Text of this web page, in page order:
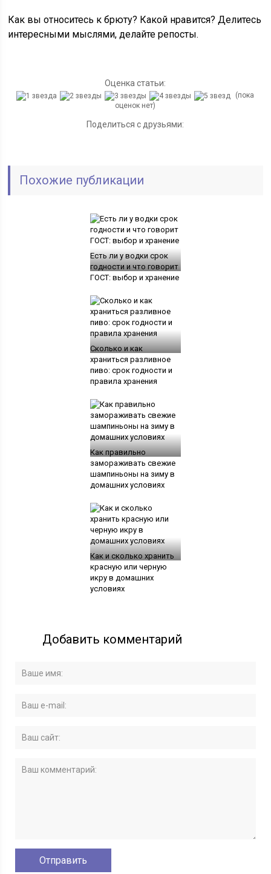
Как вы относитесь к брюту? Какой нравится? Делитесь
интересными мыслями, делайте репосты.
Оценка статьи:
(пока
оценок нет)
Поделиться с друзьями:
Похожие публикации
Есть ли у водки срок
годности и что говорит
ГОСТ: выбор и хранение
Сколько и как
храниться разливное
пиво: срок годности и
правила хранения
Как правильно
замораживать свежие
шампиньоны на зиму в
домашних условиях
Как и сколько хранить
красную или черную
икру в домашних
условиях
Добавить комментарий